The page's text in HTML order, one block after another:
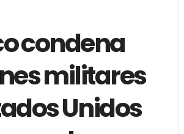
condena
militares
Unidos